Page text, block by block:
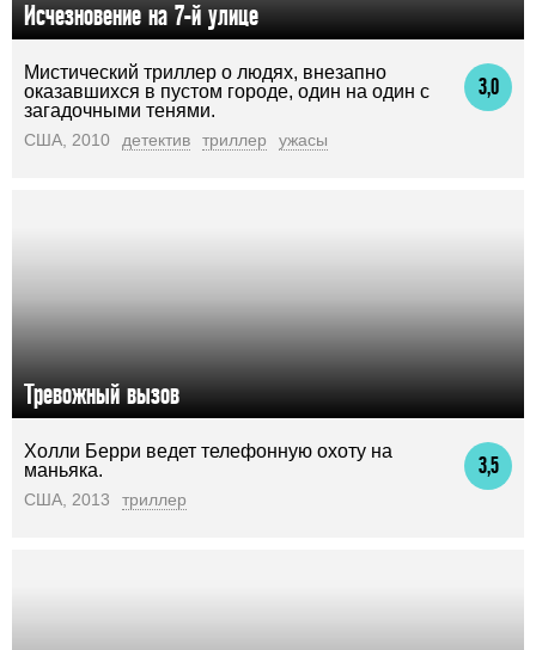
Исчезновение на 7-й улице
3,0
Мистический триллер о людях, внезапно
оказавшихся в пустом городе, один на один с
загадочными тенями.
США, 2010 детектив триллер ужасы
Тревожный вызов
3,5
Холли Берри ведет телефонную охоту на
маньяка.
США, 2013 триллер